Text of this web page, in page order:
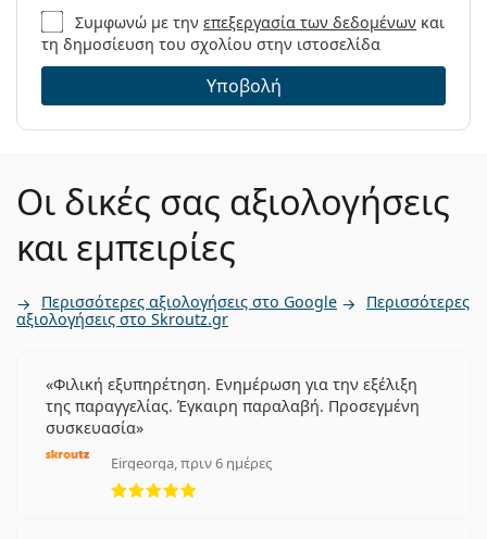
Συμφωνώ με τηνεπεξεργασία των δεδομένων και
τη δημοσίευση του σχολίου στην ιστοσελίδα
Υποβολή
Οι δικές σας αξιολογήσεις
και εμπειρίες
Περισσότερες αξιολογήσεις στο Google Περισσότερες
αξιολογήσεις στο Skroutz.gr
Φιλική εξυπηρέτηση. Ενημέρωση για την εξέλιξη
της παραγγελίας. Έγκαιρη παραλαβή. Προσεγμένη
συσκευασία
Eirgeorga, πριν 6 ημέρες
5 αξιολογήσεις από 5